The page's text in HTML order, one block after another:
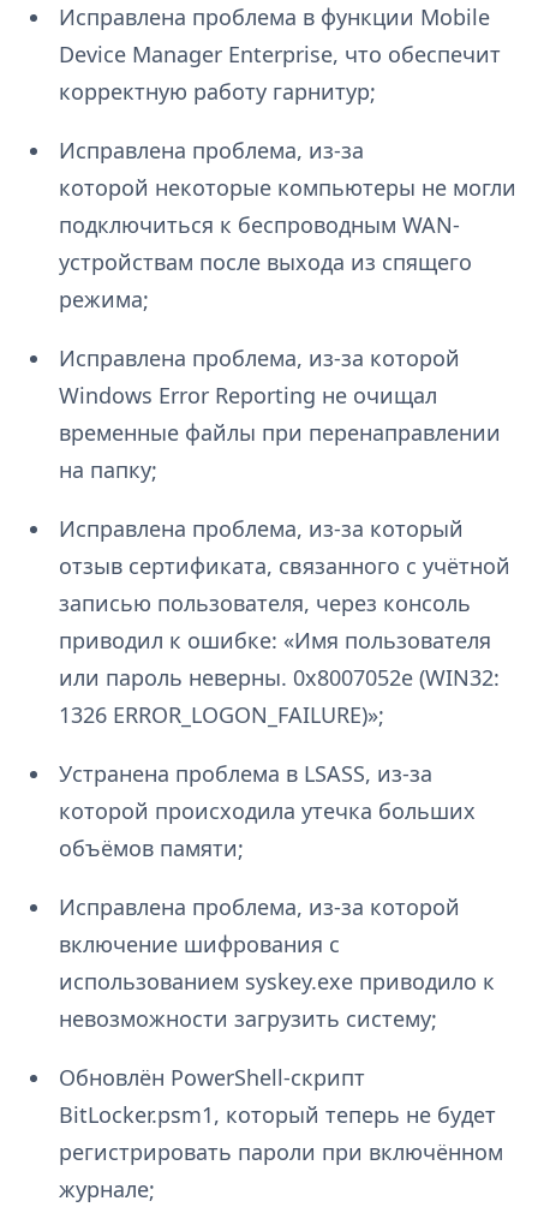
Исправлена проблема в функции Mobile
Device Manager Enterprise, что обеспечит
корректную работу гарнитур;
Исправлена проблема, из-за
которой некоторые компьютеры не могли
подключиться к беспроводным WAN-
устройствам после выхода из спящего
режима;
Исправлена проблема, из-за которой
Windows Error Reporting не очищал
временные файлы при перенаправлении
на папку;
Исправлена проблема, из-за который
отзыв сертификата, связанного с учётной
записью пользователя, через консоль
приводил к ошибке: «Имя пользователя
или пароль неверны. 0x8007052e (WIN32:
1326 ERROR_LOGON_FAILURE)»;
Устранена проблема в LSASS, из-за
которой происходила утечка больших
объёмов памяти;
Исправлена проблема, из-за которой
включение шифрования с
использованием syskey.exe приводило к
невозможности загрузить систему;
Обновлён PowerShell-скрипт
BitLocker.psm1, который теперь не будет
регистрировать пароли при включённом
журнале;